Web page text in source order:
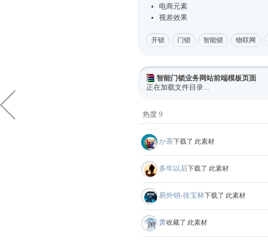
电商元素
视差效果
开锁 门锁 智能锁 物联网
智能门锁业务网站前端模板页面
正在加载文件目录...
热度 9
か茶下载了 此素材
多年以后下载了 此素材
易外销-徐宝林下载了 此素材
萧收藏了 此素材